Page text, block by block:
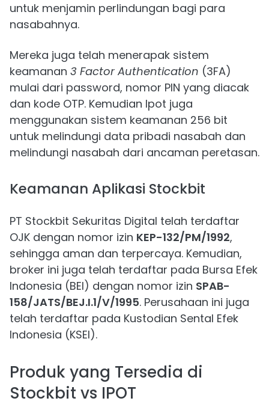
untuk menjamin perlindungan bagi para
nasabahnya.
Mereka juga telah menerapak sistem
keamanan 3 Factor Authentication (3FA)
mulai dari password, nomor PIN yang diacak
dan kode OTP. Kemudian Ipot juga
menggunakan sistem keamanan 256 bit
untuk melindungi data pribadi nasabah dan
melindungi nasabah dari ancaman peretasan.
Keamanan Aplikasi Stockbit
PT Stockbit Sekuritas Digital telah terdaftar
OJK dengan nomor izin KEP-132/PM/1992,
sehingga aman dan terpercaya. Kemudian,
broker ini juga telah terdaftar pada Bursa Efek
Indonesia (BEI) dengan nomor izin SPAB-
158/JATS/BEJ.I.1/V/1995. Perusahaan ini juga
telah terdaftar pada Kustodian Sental Efek
Indonesia (KSEI).
Produk yang Tersedia di
Stockbit vs IPOT